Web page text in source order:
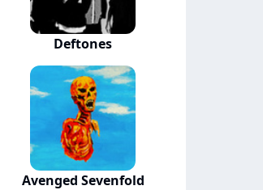
Deftones
Avenged Sevenfold